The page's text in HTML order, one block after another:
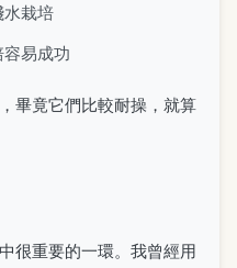
栽培
易成功
畢竟它們比較耐操，就算
很重要的一環。我曾經用